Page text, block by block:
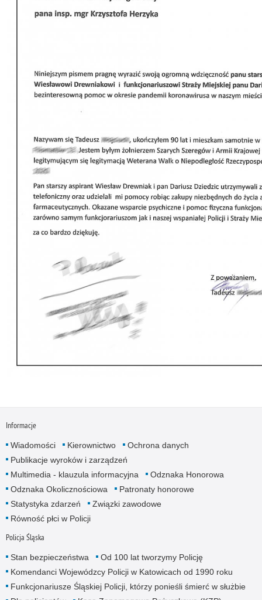
Informacje
Wiadomości Kierownictwo
Ochrona danych
Publikacje wyroków i zarządzeń
Multimedia - klauzula informacyjna
Odznaka Honorowa
Odznaka Okolicznościowa
Patronaty honorowe
Statystyka zdarzeń
Związki zawodowe
Równość płci w Policji
Policja Śląska
Stan bezpieczeństwa
Od 100 lat tworzymy Policję
Komendanci Wojewódzcy Policji w Katowicach od 1990 roku
Funkcjonariusze Śląskiej Policji, którzy ponieśli śmierć w służbie